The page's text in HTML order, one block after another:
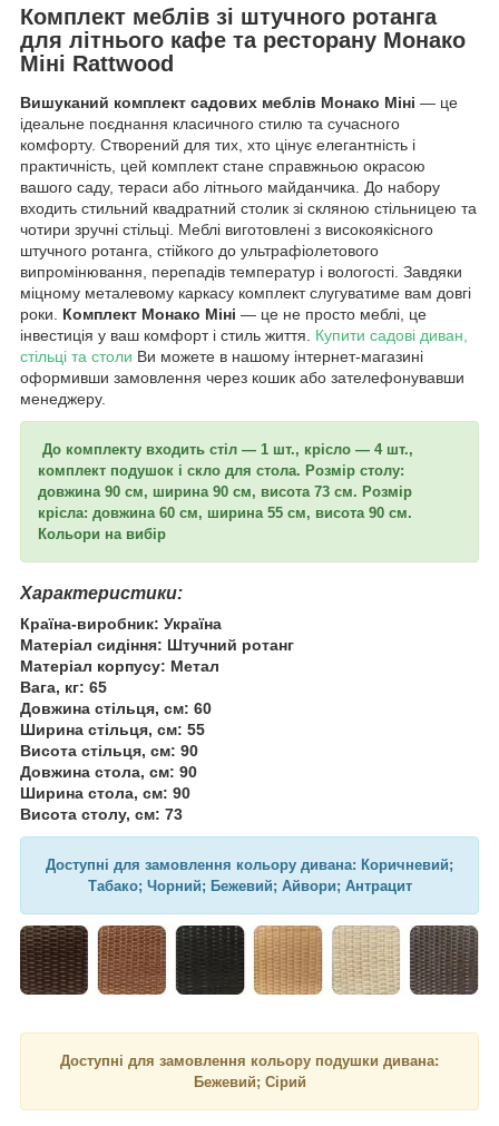
Комплект меблів зі штучного ротанга
для літнього кафе та ресторану Монако
Міні Rattwood
Вишуканий комплект садових меблів Монако Міні — це
ідеальне поєднання класичного стилю та сучасного
комфорту. Створений для тих, хто цінує елегантність і
практичність, цей комплект стане справжньою окрасою
вашого саду, тераси або літнього майданчика. До набору
входить стильний квадратний столик зі скляною стільницею та
чотири зручні стільці. Меблі виготовлені з високоякісного
штучного ротанга, стійкого до ультрафіолетового
випромінювання, перепадів температур і вологості. Завдяки
міцному металевому каркасу комплект слугуватиме вам довгі
роки. Комплект Монако Міні — це не просто меблі, це
інвестиція у ваш комфорт і стиль життя. Купити садові диван,
стільці та столи Ви можете в нашому інтернет-магазині
оформивши замовлення через кошик або зателефонувавши
менеджеру.
До комплекту входить стіл — 1 шт., крісло — 4 шт.,
комплект подушок і скло для стола. Розмір столу:
довжина 90 см, ширина 90 см, висота 73 см. Розмір
крісла: довжина 60 см, ширина 55 см, висота 90 см.
Кольори на вибір
Характеристики:
Країна-виробник: Україна
Матеріал сидіння: Штучний ротанг
Матеріал корпусу: Метал
Вага, кг: 65
Довжина стільця, см: 60
Ширина стільця, см: 55
Висота стільця, см: 90
Довжина стола, см: 90
Ширина стола, см: 90
Висота столу, см: 73
Доступні для замовлення кольору дивана: Коричневий;
Табако; Чорний; Бежевий; Айвори; Антрацит
Доступні для замовлення кольору подушки дивана:
Бежевий; Сірий